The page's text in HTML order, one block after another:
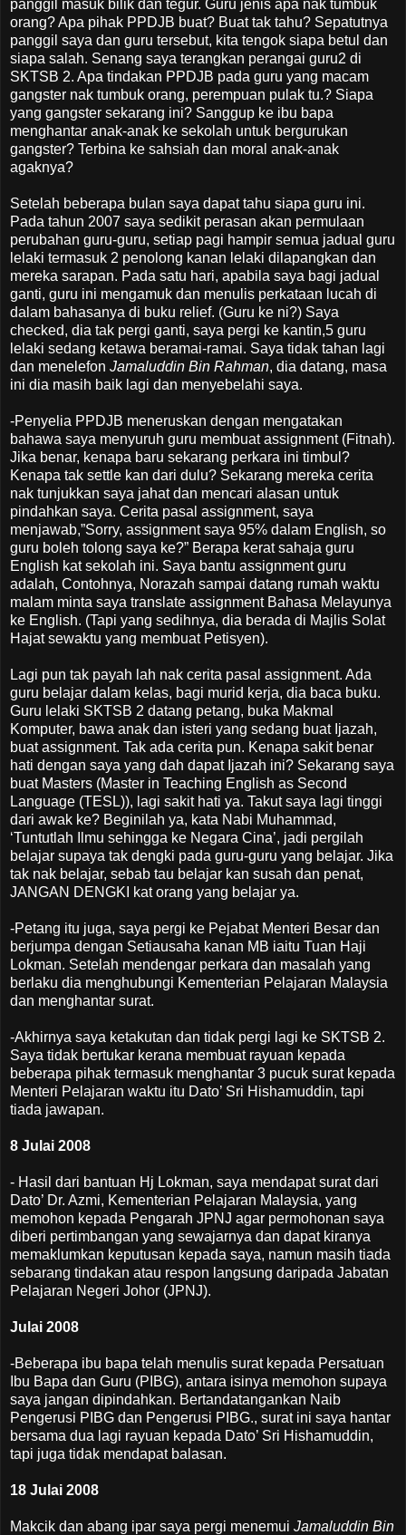
panggil masuk bilik dan tegur. Guru jenis apa nak tumbuk
orang? Apa pihak PPDJB buat? Buat tak tahu? Sepatutnya
panggil saya dan guru tersebut, kita tengok siapa betul dan
siapa salah. Senang saya terangkan perangai guru2 di
SKTSB 2. Apa tindakan PPDJB pada guru yang macam
gangster nak tumbuk orang, perempuan pulak tu.? Siapa
yang gangster sekarang ini? Sanggup ke ibu bapa
menghantar anak-anak ke sekolah untuk bergurukan
gangster? Terbina ke sahsiah dan moral anak-anak
agaknya?
Setelah beberapa bulan saya dapat tahu siapa guru ini.
Pada tahun 2007 saya sedikit perasan akan permulaan
perubahan guru-guru, setiap pagi hampir semua jadual guru
lelaki termasuk 2 penolong kanan lelaki dilapangkan dan
mereka sarapan. Pada satu hari, apabila saya bagi jadual
ganti, guru ini mengamuk dan menulis perkataan lucah di
dalam bahasanya di buku relief. (Guru ke ni?) Saya
checked, dia tak pergi ganti, saya pergi ke kantin,5 guru
lelaki sedang ketawa beramai-ramai. Saya tidak tahan lagi
dan menelefon Jamaluddin Bin Rahman, dia datang, masa
ini dia masih baik lagi dan menyebelahi saya.
-Penyelia PPDJB meneruskan dengan mengatakan
bahawa saya menyuruh guru membuat assignment (Fitnah).
Jika benar, kenapa baru sekarang perkara ini timbul?
Kenapa tak settle kan dari dulu? Sekarang mereka cerita
nak tunjukkan saya jahat dan mencari alasan untuk
pindahkan saya. Cerita pasal assignment, saya
menjawab,”Sorry, assignment saya 95% dalam English, so
guru boleh tolong saya ke?” Berapa kerat sahaja guru
English kat sekolah ini. Saya bantu assignment guru
adalah, Contohnya, Norazah sampai datang rumah waktu
malam minta saya translate assignment Bahasa Melayunya
ke English. (Tapi yang sedihnya, dia berada di Majlis Solat
Hajat sewaktu yang membuat Petisyen).
Lagi pun tak payah lah nak cerita pasal assignment. Ada
guru belajar dalam kelas, bagi murid kerja, dia baca buku.
Guru lelaki SKTSB 2 datang petang, buka Makmal
Komputer, bawa anak dan isteri yang sedang buat Ijazah,
buat assignment. Tak ada cerita pun. Kenapa sakit benar
hati dengan saya yang dah dapat Ijazah ini? Sekarang saya
buat Masters (Master in Teaching English as Second
Language (TESL)), lagi sakit hati ya. Takut saya lagi tinggi
dari awak ke? Beginilah ya, kata Nabi Muhammad,
‘Tuntutlah Ilmu sehingga ke Negara Cina’, jadi pergilah
belajar supaya tak dengki pada guru-guru yang belajar. Jika
tak nak belajar, sebab tau belajar kan susah dan penat,
JANGAN DENGKI kat orang yang belajar ya.
-Petang itu juga, saya pergi ke Pejabat Menteri Besar dan
berjumpa dengan Setiausaha kanan MB iaitu Tuan Haji
Lokman. Setelah mendengar perkara dan masalah yang
berlaku dia menghubungi Kementerian Pelajaran Malaysia
dan menghantar surat.
-Akhirnya saya ketakutan dan tidak pergi lagi ke SKTSB 2.
Saya tidak bertukar kerana membuat rayuan kepada
beberapa pihak termasuk menghantar 3 pucuk surat kepada
Menteri Pelajaran waktu itu Dato’ Sri Hishamuddin, tapi
tiada jawapan.
8 Julai 2008
- Hasil dari bantuan Hj Lokman, saya mendapat surat dari
Dato’ Dr. Azmi, Kementerian Pelajaran Malaysia, yang
memohon kepada Pengarah JPNJ agar permohonan saya
diberi pertimbangan yang sewajarnya dan dapat kiranya
memaklumkan keputusan kepada saya, namun masih tiada
sebarang tindakan atau respon langsung daripada Jabatan
Pelajaran Negeri Johor (JPNJ).
Julai 2008
-Beberapa ibu bapa telah menulis surat kepada Persatuan
Ibu Bapa dan Guru (PIBG), antara isinya memohon supaya
saya jangan dipindahkan. Bertandatangankan Naib
Pengerusi PIBG dan Pengerusi PIBG., surat ini saya hantar
bersama dua lagi rayuan kepada Dato’ Sri Hishamuddin,
tapi juga tidak mendapat balasan.
18 Julai 2008
Makcik dan abang ipar saya pergi menemui Jamaluddin Bin